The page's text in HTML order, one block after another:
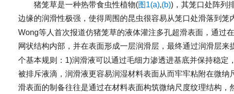
猪笼草是一种热带食虫性植物(图1(a),(b))，其笼口处阵列
边缘的润滑性极强，使得周围的昆虫很容易从笼口处滑落到笼
Wong等人首次报道仿猪笼草的液体灌注多孔超滑表面，通过
网状结构内部，并在表面形成一层润滑层，最终通过润滑层
个基本规则：1)润滑液可以通过毛细力渗透进基底并保持稳
被排斥液滴，润滑液更容易润湿材料表面从而牢牢粘附在微
滑表面的制备往往是通过在材料表面构筑微纳尺度纹理结构